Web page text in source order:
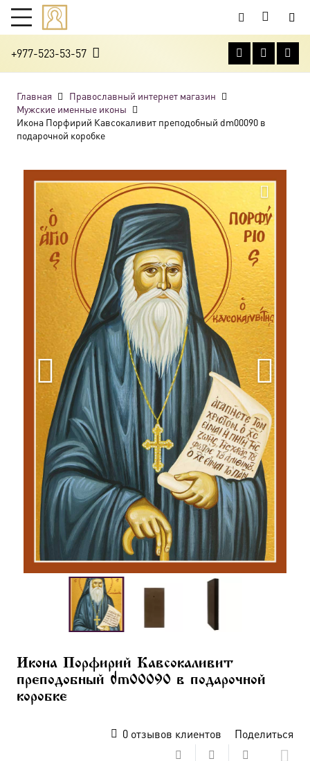
+977-523-53-57
Главная
Православный интернет магазин
Мужские именные иконы
Икона Порфирий Кавсокаливит преподобный dm00090 в
подарочной коробке
Икона Порфирий Кавсокаливит
преподобный dm00090 в подарочной
коробке
0отзывов клиентов Поделиться